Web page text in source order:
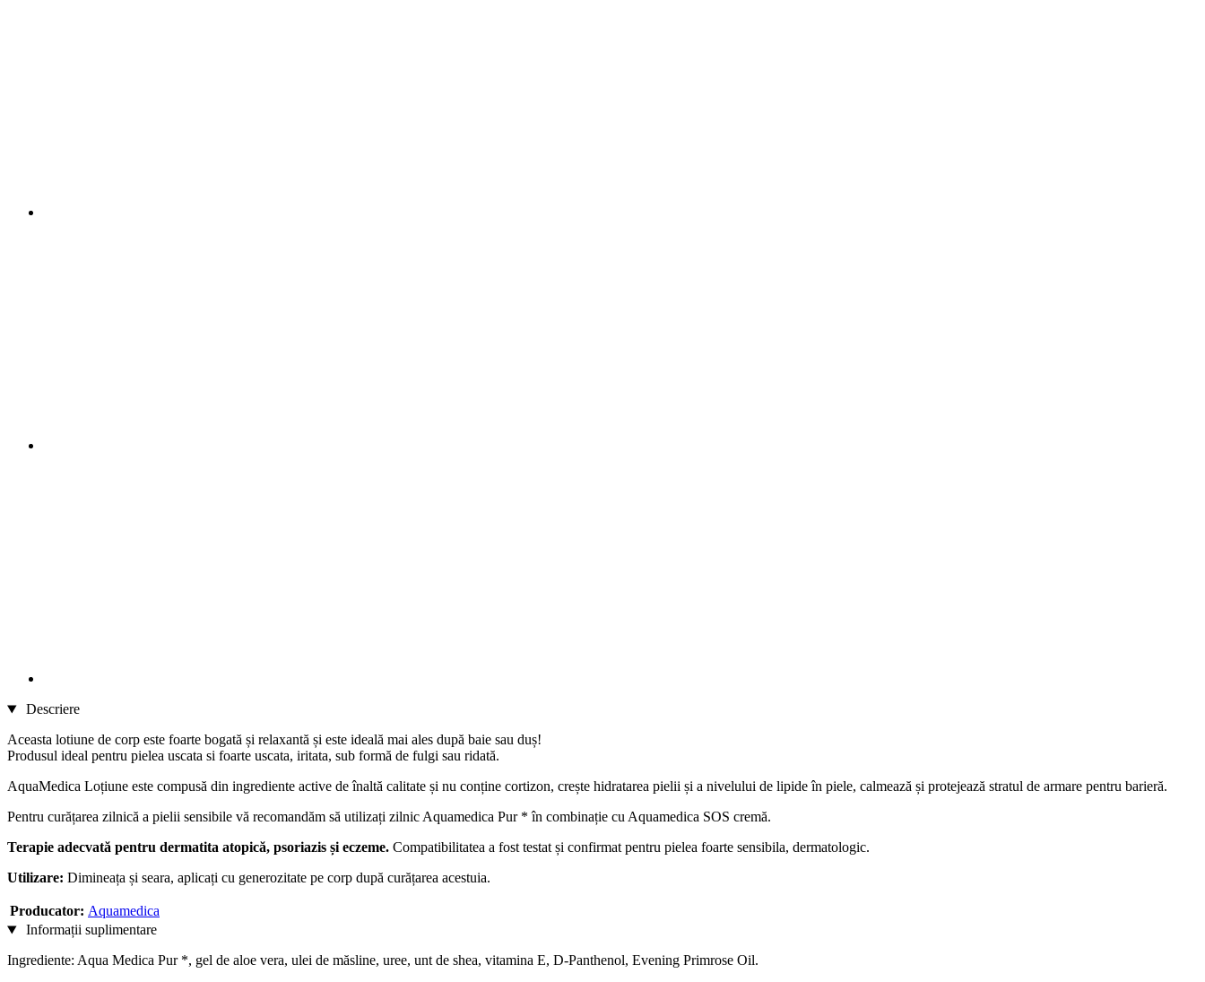
Descriere
Aceasta lotiune de corp este foarte bogată și relaxantă și este ideală mai ales după baie sau duș!
Produsul ideal pentru pielea uscata si foarte uscata, iritata, sub formă de fulgi sau ridată.
AquaMedica Loțiune este compusă din ingrediente active de înaltă calitate și nu conține cortizon, crește hidratarea pielii și a nivelului de lipide în piele, calmează și protejează stratul de armare pentru barieră.
Pentru curățarea zilnică a pielii sensibile vă recomandăm să utilizați zilnic Aquamedica Pur * în combinație cu Aquamedica SOS cremă.
Terapie adecvată pentru dermatita atopică, psoriazis și eczeme. Compatibilitatea a fost testat și confirmat pentru pielea foarte sensibila, dermatologic.
Utilizare: Dimineața și seara, aplicați cu generozitate pe corp după curățarea acestuia.
Producator: Aquamedica
Informații suplimentare
Ingrediente: Aqua Medica Pur *, gel de aloe vera, ulei de măsline, uree, unt de shea, vitamina E, D-Panthenol, Evening Primrose Oil.